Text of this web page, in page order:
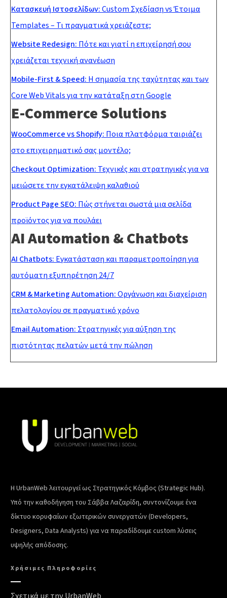
Κατασκευή Ιστοσελίδων:Custom Σχεδίαση vs Έτοιμα
Templates – Τι πραγματικά χρειάζεστε;
Website Redesign: Πότε και γιατί η επιχείρησή σου
χρειάζεται τεχνική ανανέωση
Mobile-First & Speed: Η σημασία της ταχύτητας και των
Core Web Vitals για την κατάταξη στη Google
E-Commerce Solutions
WooCommerce vs Shopify: Ποια πλατφόρμα ταιριάζει
στο επιχειρηματικό σας μοντέλο;
Checkout Optimization: Τεχνικές και στρατηγικές για να
μειώσετε την εγκατάλειψη καλαθιού
Product Page SEO: Πώς στήνεται σωστά μια σελίδα
προϊόντος για να πουλάει
AI Automation & Chatbots
AI Chatbots: Εγκατάσταση και παραμετροποίηση για
αυτόματη εξυπηρέτηση 24/7
CRM & Marketing Automation:Οργάνωση και διαχείριση
πελατολογίου σε πραγματικό χρόνο
Email Automation: Στρατηγικές για αύξηση της
πιστότητας πελατών μετά την πώληση
Η UrbanWeb λειτουργεί ως Στρατηγικός Κόμβος (Strategic Hub).
Υπό την καθοδήγηση του Σάββα Λαζαρίδη, συντονίζουμε ένα
δίκτυο κορυφαίων εξωτερικών συνεργατών (Developers,
Designers, Data Analysts) για να παραδίδουμε custom λύσεις
υψηλής απόδοσης.
Χρήσιμες Πληροφορίες
Σχετικά με την UrbanWeb